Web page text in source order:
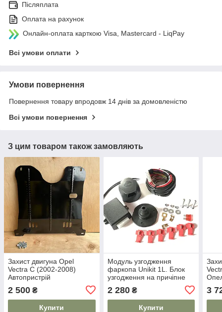
Післяплата
Оплата на рахунок
Онлайн-оплата карткою Visa, Mastercard - LiqPay
Всі умови оплати
Умови повернення
Повернення товару впродовж 14 днів за домовленістю
Всі умови повернення
З цим товаром також замовляють
Захист двигуна Opel
Vectra C (2002-2008)
Автопристрій
2 500 ₴
Купити
Модуль узгодження
фаркопа Unikit 1L. Блок
узгодження на причіпне
2 280₴
Купити
3